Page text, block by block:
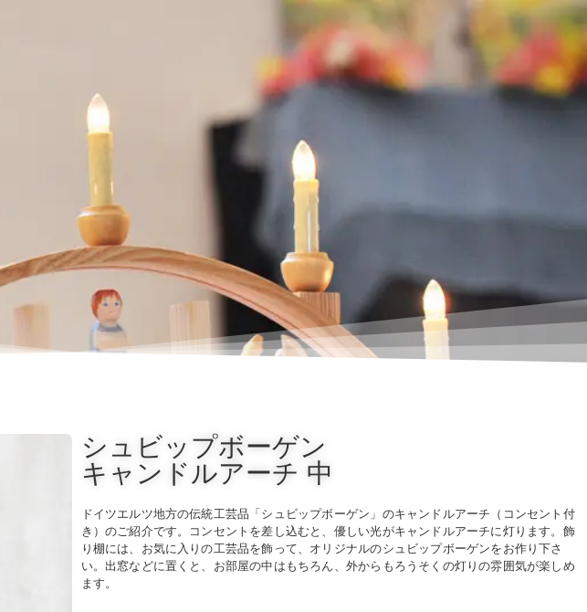
シュビップボーゲン
キャンドルアーチ 中
ドイツエルツ地方の伝統工芸品「シュビップボーゲン」のキャンドルアーチ（コンセント付
き）のご紹介です。コンセントを差し込むと、優しい光がキャンドルアーチに灯ります。飾
り棚には、お気に入りの工芸品を飾って、オリジナルのシュビップボーゲンをお作り下さ
い。出窓などに置くと、お部屋の中はもちろん、外からもろうそくの灯りの雰囲気が楽しめ
ます。